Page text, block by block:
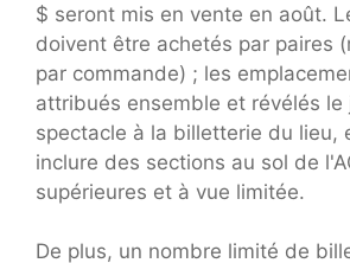
$ seront mis en vente en août.
doivent être achetés par paires
par commande) ; les
attribués ensemble et révélés le
spectacle à la billetterie du lieu,
inclure des sections au sol de
supérieures et à vue limitée.
De plus, un nombre limité de